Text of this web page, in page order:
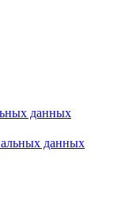
данных
данных